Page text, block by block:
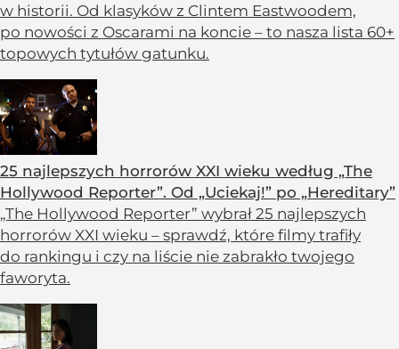
w historii. Od klasyków z Clintem Eastwoodem,
po nowości z Oscarami na koncie – to nasza lista 60+
topowych tytułów gatunku.
25 najlepszych horrorów XXI wieku według „The
Hollywood Reporter”. Od „Uciekaj!” po „Hereditary”
„The Hollywood Reporter” wybrał 25 najlepszych
horrorów XXI wieku – sprawdź, które filmy trafiły
do rankingu i czy na liście nie zabrakło twojego
faworyta.